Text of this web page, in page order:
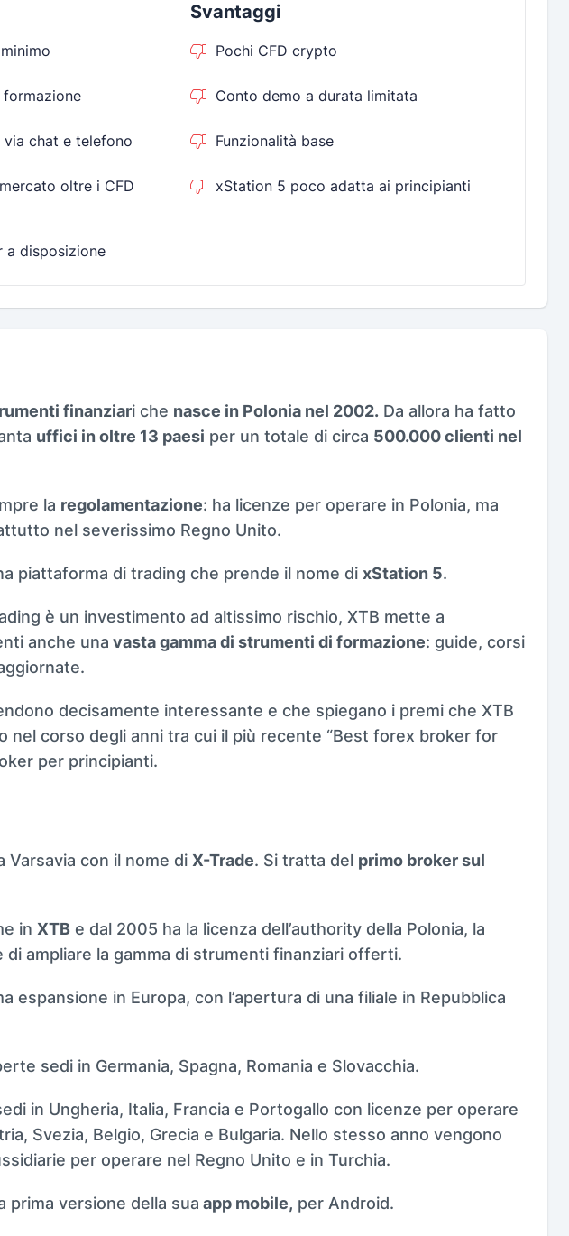
chat e telefono
oltre i CFD
a disposizione
Svantaggi
Pochi CFD crypto
Conto demo a durata limitata
Funzionalità base
xStation 5 poco adatta ai principianti
finanziari che nasce in Polonia nel 2002. Da allora ha fatto
uffici in oltre 13 paesi per un totale di circa 500.000 clienti nel
la regolamentazione: ha licenze per operare in Polonia, ma
nel severissimo Regno Unito.
piattaforma di trading che prende il nome di xStation 5.
è un investimento ad altissimo rischio, XTB mette a
anche una vasta gamma di strumenti di formazione: guide, corsi
decisamente interessante e che spiegano i premi che XTB
nel corso degli anni tra cui il più recente “Best forex broker for
per principianti.
Varsavia con il nome di X-Trade. Si tratta del primo broker sul
in XTB e dal 2005 ha la licenza dell’authority della Polonia, la
di ampliare la gamma di strumenti finanziari offerti.
espansione in Europa, con l’apertura di una filiale in Repubblica
sedi in Germania, Spagna, Romania e Slovacchia.
in Ungheria, Italia, Francia e Portogallo con licenze per operare
Svezia, Belgio, Grecia e Bulgaria. Nello stesso anno vengono
per operare nel Regno Unito e in Turchia.
prima versione della sua app mobile, per Android.